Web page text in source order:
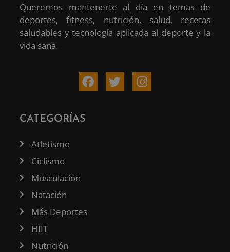
Queremos mantenerte al día en temas de
deportes, fitness, nutrición, salud, recetas
saludables y tecnología aplicada al deporte y la
vida sana.
CATEGORÍAS
Atletismo
Ciclismo
Musculación
Natación
Más Deportes
HIIT
Nutrición